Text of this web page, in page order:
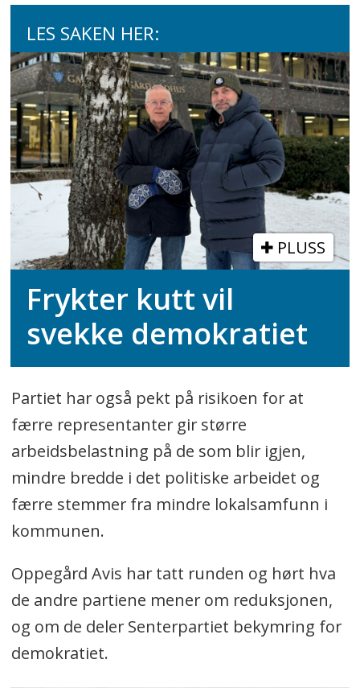
LES SAKEN HER:
PLUSS
Frykter kutt vil
svekke demokratiet
Partiet har også pekt på risikoen for at
færre representanter gir større
arbeidsbelastning på de som blir igjen,
mindre bredde i det politiske arbeidet og
færre stemmer fra mindre lokalsamfunn i
kommunen.
Oppegård Avis har tatt runden og hørt hva
de andre partiene mener om reduksjonen,
og om de deler Senterpartiet bekymring for
demokratiet.